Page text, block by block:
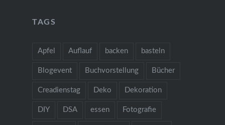
TAGS
Apfel Auflauf backen basteln
Blogevent Buchvorstellung Bücher
Creadienstag Deko Dekoration
DIY DSA essen Fotografie